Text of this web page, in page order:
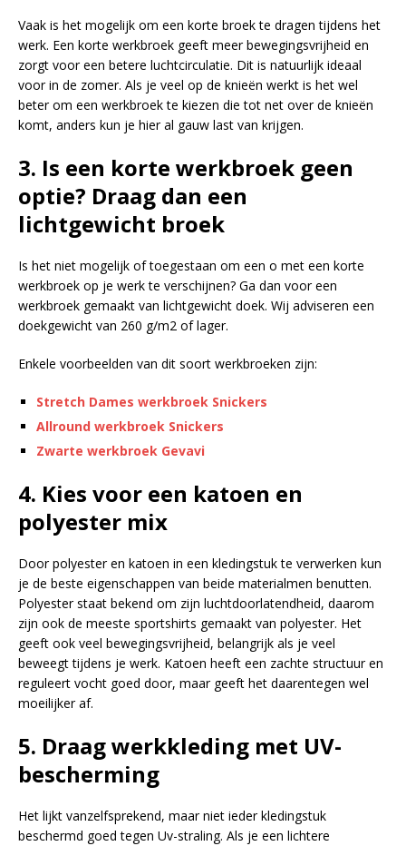
Vaak is het mogelijk om een korte broek te dragen tijdens het
werk. Een korte werkbroek geeft meer bewegingsvrijheid en
zorgt voor een betere luchtcirculatie. Dit is natuurlijk ideaal
voor in de zomer. Als je veel op de knieën werkt is het wel
beter om een werkbroek te kiezen die tot net over de knieën
komt, anders kun je hier al gauw last van krijgen.
3. Is een korte werkbroek geen
optie? Draag dan een
lichtgewicht broek
Is het niet mogelijk of toegestaan om een o met een korte
werkbroek op je werk te verschijnen? Ga dan voor een
werkbroek gemaakt van lichtgewicht doek. Wij adviseren een
doekgewicht van 260 g/m2 of lager.
Enkele voorbeelden van dit soort werkbroeken zijn:
Stretch Dames werkbroek Snickers
Allround werkbroek Snickers
Zwarte werkbroek Gevavi
4. Kies voor een katoen en
polyester mix
Door polyester en katoen in een kledingstuk te verwerken kun
je de beste eigenschappen van beide materialmen benutten.
Polyester staat bekend om zijn luchtdoorlatendheid, daarom
zijn ook de meeste sportshirts gemaakt van polyester. Het
geeft ook veel bewegingsvrijheid, belangrijk als je veel
beweegt tijdens je werk. Katoen heeft een zachte structuur en
reguleert vocht goed door, maar geeft het daarentegen wel
moeilijker af.
5. Draag werkkleding met UV-
bescherming
Het lijkt vanzelfsprekend, maar niet ieder kledingstuk
beschermd goed tegen Uv-straling. Als je een lichtere